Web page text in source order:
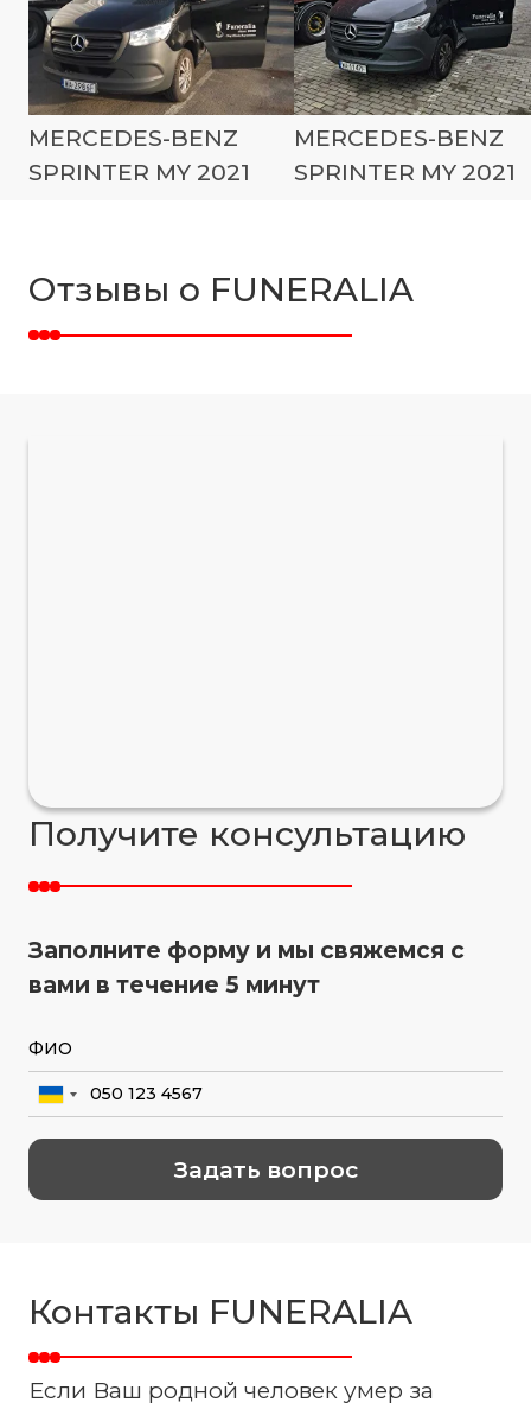
MERCEDES-BENZ
SPRINTER MY 2021
MERCEDES-BENZ
SPRINTER MY 2021
Отзывы о FUNERALIA
Получите консультацию
Заполните форму и мы свяжемся с
вами в течение 5 минут
Контакты FUNERALIA
Если Ваш родной человек умер за